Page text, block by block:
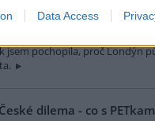
Data Access
do odpadkového koše a
Tak takto chytře mi bylo
jsem pochopila, proč Londýn
dilema - co s